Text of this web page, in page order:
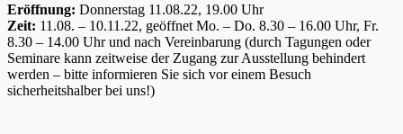
Eröffnung: Donnerstag 11.08.22, 19.00 Uhr
Zeit: 11.08. – 10.11.22, geöffnet Mo. – Do. 8.30 – 16.00 Uhr, Fr.
8.30 – 14.00 Uhr und nach Vereinbarung (durch Tagungen oder
Seminare kann zeitweise der Zugang zur Ausstellung behindert
werden – bitte informieren Sie sich vor einem Besuch
sicherheitshalber bei uns!)